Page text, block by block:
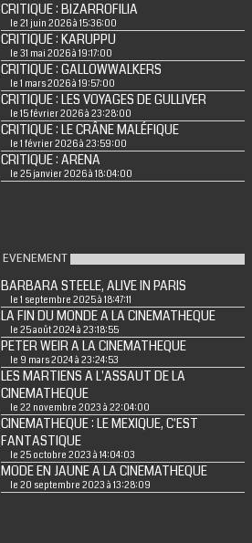
CRITIQUE : BIZARROFILIA
le 21 juin 2026 à 15:36:00
CRITIQUE : KARUPPU
le 31 mai 2026 à 19:17:00
CRITIQUE : GALLOWWALKERS
le 1 mars 2026 à 19:57:00
CRITIQUE : LES VOYAGES DE GULLIVER
le 15 février 2026 à 23:28:00
CRITIQUE : LE CRÂNE MALÉFIQUE
le 1 février 2026 à 23:59:00
CRITIQUE : ARENA
le 25 janvier 2026 à 18:04:00
EVENEMENT
BARBARA STEELE, ALIVE IN PARIS
le 1 septembre 2025 à 18:47:11
LA FIN DU MONDE A LA CINEMATHEQUE
le 25 août 2024 à 23:18:55
PETER WEIR A LA CINEMATHEQUE
le 9 mars 2024 à 23:24:53
LES MARTIENS A L'ASSAUT DE LA
CINEMATHEQUE
le 22 novembre 2023 à 22:04:00
CINEMATHEQUE : LE MEXIQUE, C'EST
FANTASTIQUE
le 25 octobre 2023 à 14:04:03
MODE EN JAUNE A LA CINEMATHEQUE
le 20 septembre 2023 à 13:28:09